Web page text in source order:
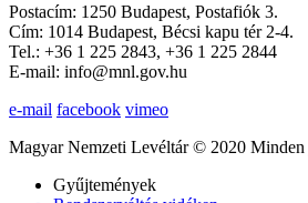
Postacím: 1250 Budapest, Postafiók 3.
Cím: 1014 Budapest, Bécsi kapu tér 2-4.
Tel.: +36 1 225 2843, +36 1 225 2844
E-mail: info@mnl.gov.hu
e-mail facebook vimeo
Magyar Nemzeti Levéltár © 2020 Minden
Gyűjtemények